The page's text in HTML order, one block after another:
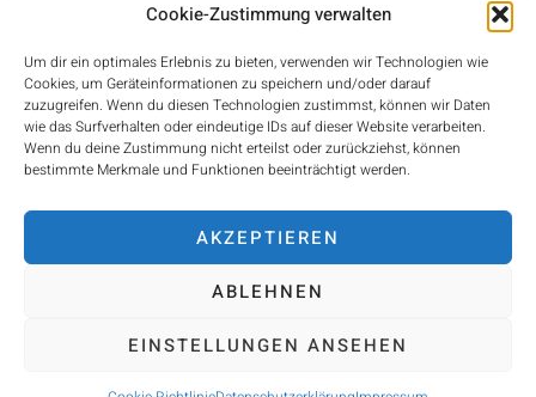
Cookie-Zustimmung verwalten
Um dir ein optimales Erlebnis zu bieten, verwenden wir Technologien wie
Cookies, um Geräteinformationen zu speichern und/oder darauf
zuzugreifen. Wenn du diesen Technologien zustimmst, können wir Daten
wie das Surfverhalten oder eindeutige IDs auf dieser Website verarbeiten.
Wenn du deine Zustimmung nicht erteilst oder zurückziehst, können
bestimmte Merkmale und Funktionen beeinträchtigt werden.
AKZEPTIEREN
ABLEHNEN
EINSTELLUNGEN ANSEHEN